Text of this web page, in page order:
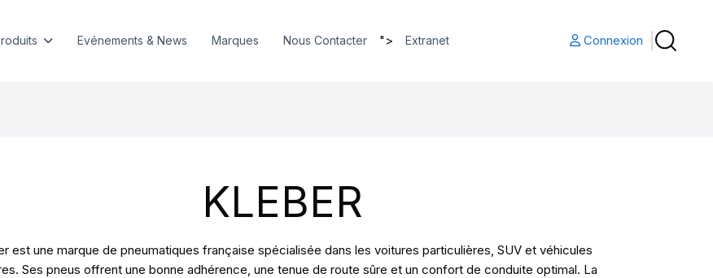
Evénements & News Marques Nous Contacter "> Extranet Connexion
KLEBER
est une marque de pneumatiques française spécialisée dans les voitures particulières, SUV et véhicules
Ses pneus offrent une bonne adhérence, une tenue de route sûre et un confort de conduite optimal. La